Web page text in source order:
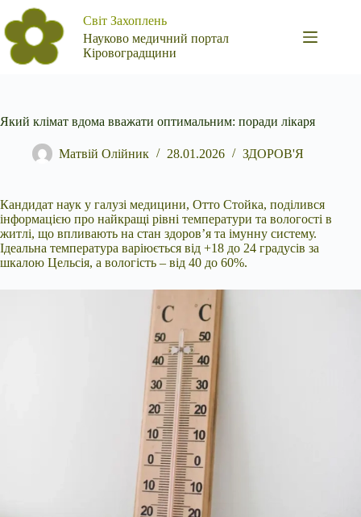
Перейти
до
вмісту
Світ Захоплень
Науково медичний портал
Кіровоградщини
Який клімат вдома вважати оптимальним: поради лікаря
Матвій Олійник 28.01.2026 ЗДОРОВ'Я
Кандидат наук у галузі медицини, Отто Стойка, поділився
інформацією про найкращі рівні температури та вологості в
житлі, що впливають на стан здоров’я та імунну систему.
Ідеальна температура варіюється від +18 до 24 градусів за
шкалою Цельсія, а вологість – від 40 до 60%.